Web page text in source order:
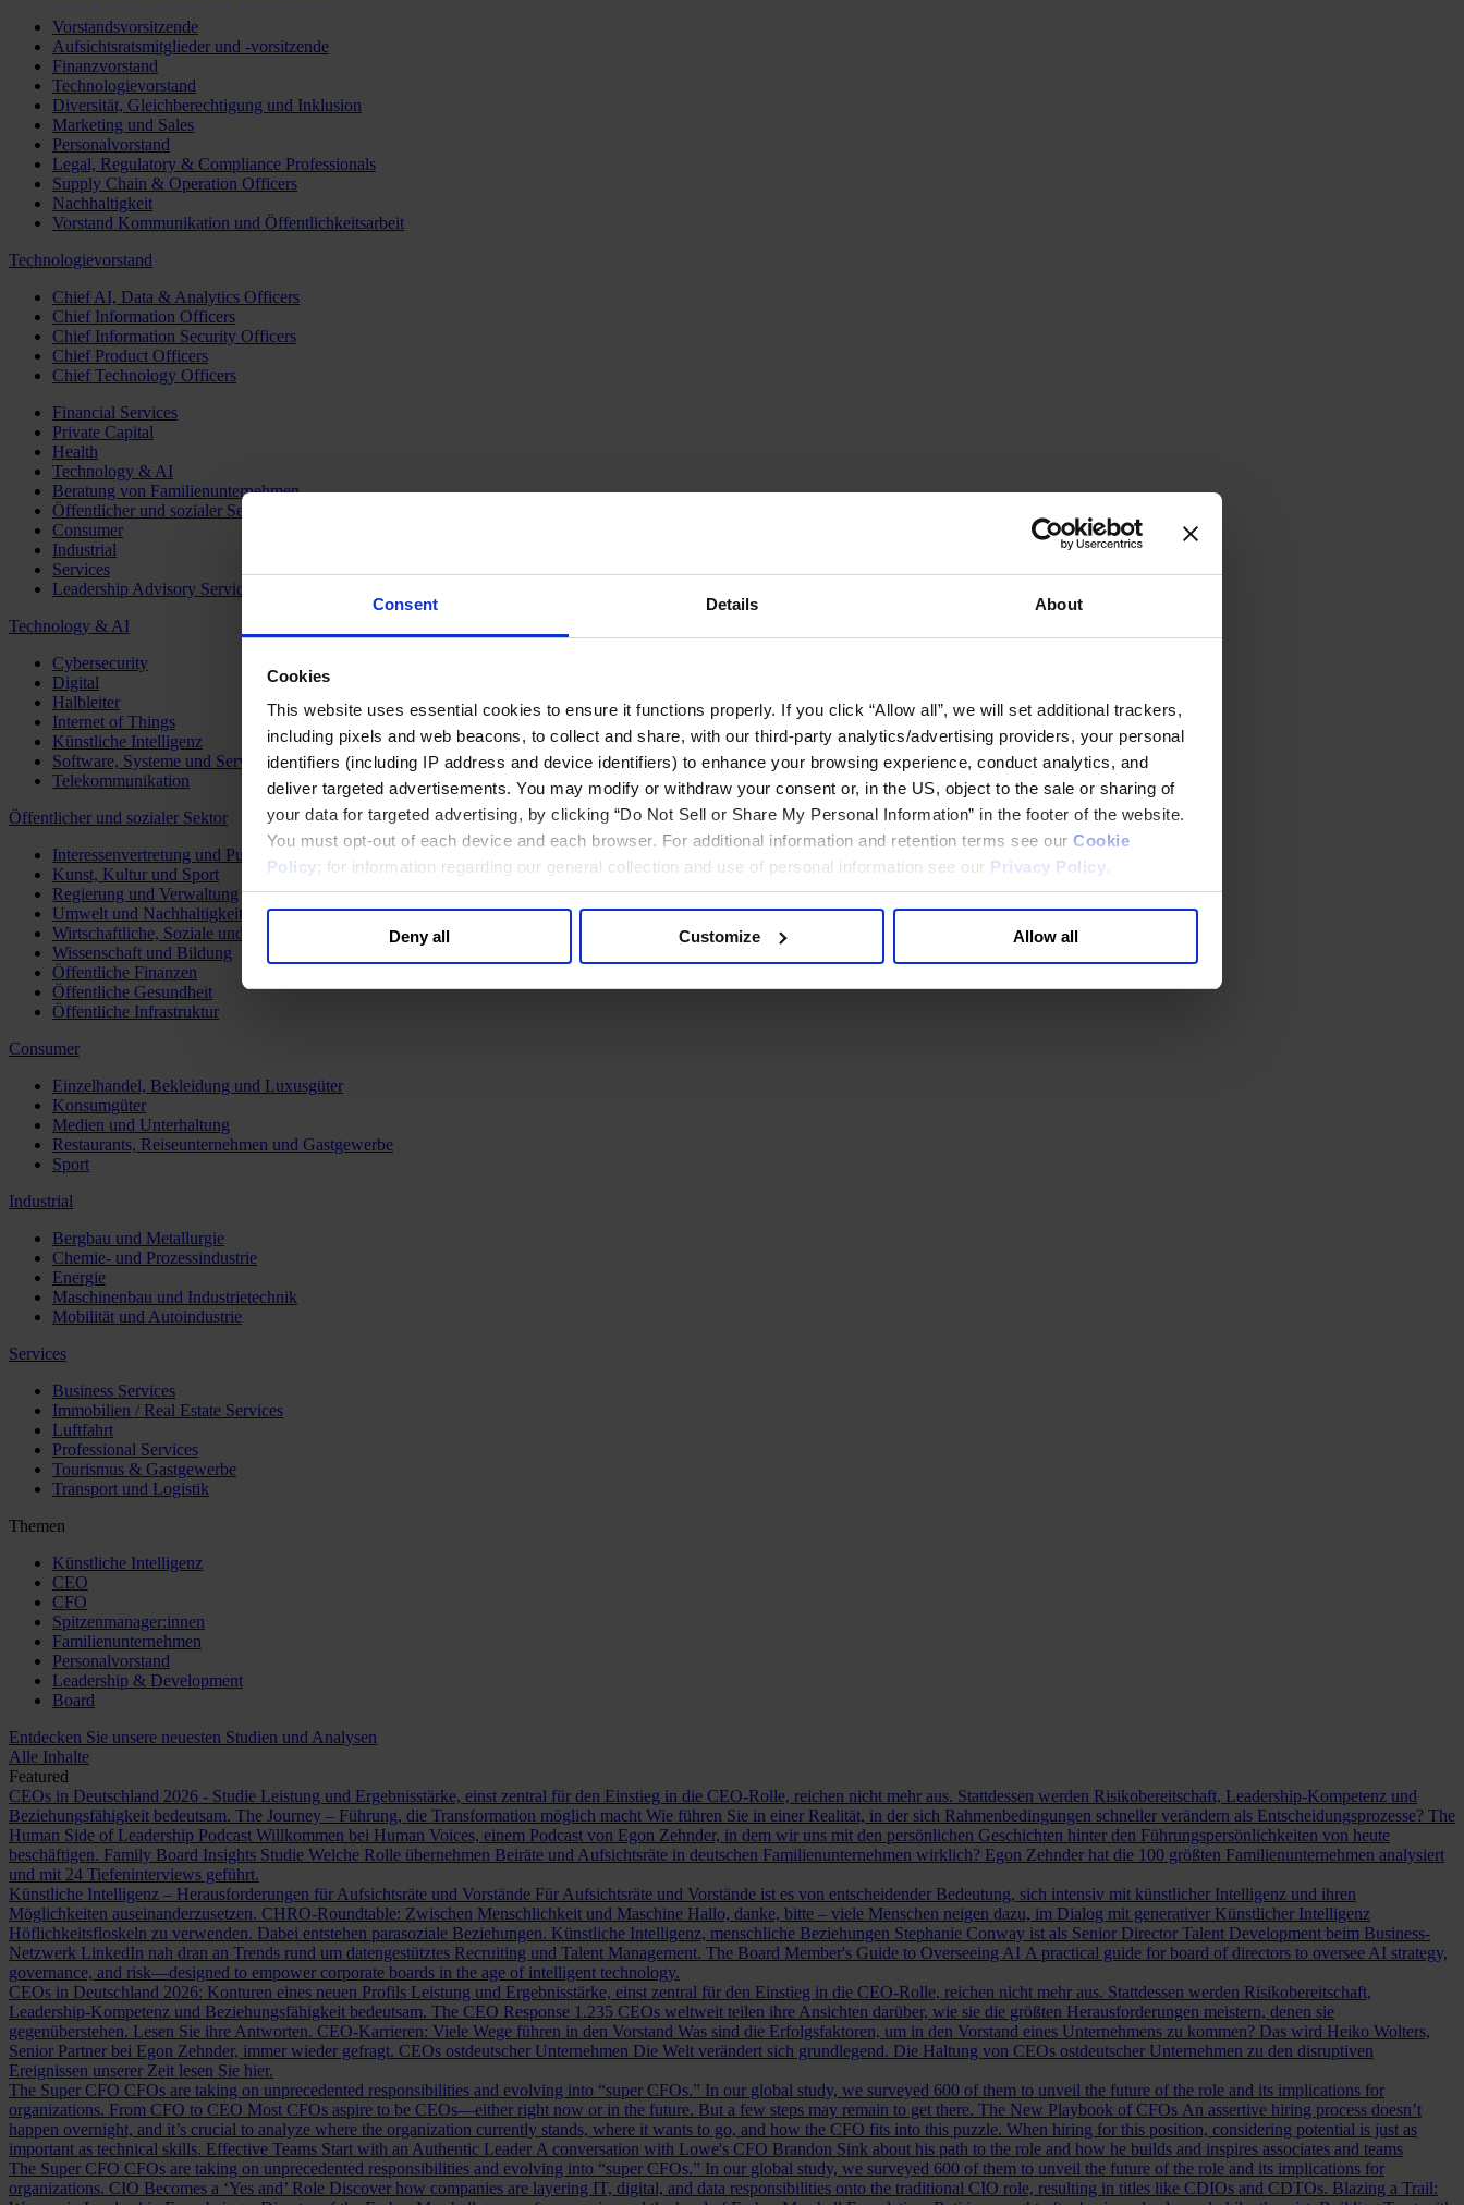
Consent Details About
Cookies
This website uses essential cookies to ensure it functions properly. If you click “Allow all”, we will set additional trackers,
including pixels and web beacons, to collect and share, with our third-party analytics/advertising providers, your personal
identifiers (including IP address and device identifiers) to enhance your browsing experience, conduct analytics, and
deliver targeted advertisements. You may modify or withdraw your consent or, in the US, object to the sale or sharing of
your data for targeted advertising, by clicking “Do Not Sell or Share My Personal Information” in the footer of the website.
You must opt-out of each device and each browser. For additional information and retention terms see our Cookie
Policy; for information regarding our general collection and use of personal information see our Privacy Policy
Deny all Customize Allow all
Vorstandsvorsitzende
Aufsichtsratsmitglieder und -vorsitzende
Finanzvorstand
Technologievorstand
Diversität, Gleichberechtigung und Inklusion
Marketing und Sales
Personalvorstand
Legal, Regulatory & Compliance Professionals
Supply Chain & Operation Officers
Nachhaltigkeit
Vorstand Kommunikation und Öffentlichkeitsarbeit
Technologievorstand
Chief AI, Data & Analytics Officers
Chief Information Officers
Chief Information Security Officers
Chief Product Officers
Chief Technology Officers
Financial Services
Private Capital
Health
Technology & AI
Beratung von Familienunternehmen
Öffentlicher und sozialer Sektor
Consumer
Industrial
Services
Leadership Advisory Services
Technology & AI
Cybersecurity
Digital
Halbleiter
Internet of Things
Künstliche Intelligenz
Software, Systeme und Services
Telekommunikation
Öffentlicher und sozialer Sektor
Interessenvertretung und Public Affairs
Kunst, Kultur und Sport
Regierung und Verwaltung
Umwelt und Nachhaltigkeit
Wirtschaftliche, Soziale und Humanitäre Entwicklung
Wissenschaft und Bildung
Öffentliche Finanzen
Öffentliche Gesundheit
Öffentliche Infrastruktur
Consumer
Einzelhandel, Bekleidung und Luxusgüter
Konsumgüter
Medien und Unterhaltung
Restaurants, Reiseunternehmen und Gastgewerbe
Sport
Industrial
Bergbau und Metallurgie
Chemie- und Prozessindustrie
Energie
Maschinenbau und Industrietechnik
Mobilität und Autoindustrie
Services
Business Services
Immobilien / Real Estate Services
Luftfahrt
Professional Services
Tourismus & Gastgewerbe
Transport und Logistik
Themen
Künstliche Intelligenz
CEO
CFO
Spitzenmanager:innen
Familienunternehmen
Personalvorstand
Leadership & Development
Board
Entdecken Sie unsere neuesten Studien und Analysen
Alle Inhalte
Featured
CEOs in Deutschland 2026 - Studie Leistung und Ergebnisstärke, einst zentral für den Einstieg in die CEO-Rolle, reichen nicht mehr aus. Stattdessen werden Risikobereitschaft, Leadership-Kompetenz und
Beziehungsfähigkeit bedeutsam. The Journey – Führung, die Transformation möglich macht Wie führen Sie in einer Realität, in der sich Rahmenbedingungen schneller verändern als Entscheidungsprozesse? The
Human Side of Leadership Podcast Willkommen bei Human Voices, einem Podcast von Egon Zehnder, in dem wir uns mit den persönlichen Geschichten hinter den Führungspersönlichkeiten von heute
beschäftigen. Family Board Insights Studie Welche Rolle übernehmen Beiräte und Aufsichtsräte in deutschen Familienunternehmen wirklich? Egon Zehnder hat die 100 größten Familienunternehmen analysiert
und mit 24 Tiefeninterviews geführt.
Künstliche Intelligenz – Herausforderungen für Aufsichtsräte und Vorstände Für Aufsichtsräte und Vorstände ist es von entscheidender Bedeutung, sich intensiv mit künstlicher Intelligenz und ihren
Möglichkeiten auseinanderzusetzen. CHRO-Roundtable: Zwischen Menschlichkeit und Maschine Hallo, danke, bitte – viele Menschen neigen dazu, im Dialog mit generativer Künstlicher Intelligenz
Höflichkeitsfloskeln zu verwenden. Dabei entstehen parasoziale Beziehungen. Künstliche Intelligenz, menschliche Beziehungen Stephanie Conway ist als Senior Director Talent Development beim Business-
Netzwerk LinkedIn nah dran an Trends rund um datengestütztes Recruiting und Talent Management. The Board Member's Guide to Overseeing AI A practical guide for board of directors to oversee AI strategy,
governance, and risk—designed to empower corporate boards in the age of intelligent technology.
CEOs in Deutschland 2026: Konturen eines neuen Profils Leistung und Ergebnisstärke, einst zentral für den Einstieg in die CEO-Rolle, reichen nicht mehr aus. Stattdessen werden Risikobereitschaft,
Leadership-Kompetenz und Beziehungsfähigkeit bedeutsam. The CEO Response 1.235 CEOs weltweit teilen ihre Ansichten darüber, wie sie die größten Herausforderungen meistern, denen sie
gegenüberstehen. Lesen Sie ihre Antworten. CEO-Karrieren: Viele Wege führen in den Vorstand Was sind die Erfolgsfaktoren, um in den Vorstand eines Unternehmens zu kommen? Das wird Heiko Wolters,
Senior Partner bei Egon Zehnder, immer wieder gefragt. CEOs ostdeutscher Unternehmen Die Welt verändert sich grundlegend. Die Haltung von CEOs ostdeutscher Unternehmen zu den disruptiven
Ereignissen unserer Zeit lesen Sie hier.
The Super CFO CFOs are taking on unprecedented responsibilities and evolving into “super CFOs.” In our global study, we surveyed 600 of them to unveil the future of the role and its implications for
organizations. From CFO to CEO Most CFOs aspire to be CEOs—either right now or in the future. But a few steps may remain to get there. The New Playbook of CFOs An assertive hiring process doesn’t
happen overnight, and it’s crucial to analyze where the organization currently stands, where it wants to go, and how the CFO fits into this puzzle. When hiring for this position, considering potential is just as
important as technical skills. Effective Teams Start with an Authentic Leader A conversation with Lowe's CFO Brandon Sink about his path to the role and how he builds and inspires associates and teams
The Super CFO CFOs are taking on unprecedented responsibilities and evolving into “super CFOs.” In our global study, we surveyed 600 of them to unveil the future of the role and its implications for
organizations. CIO Becomes a ‘Yes and’ Role Discover how companies are layering IT, digital, and data responsibilities onto the traditional CIO role, resulting in titles like CDIOs and CDTOs. Blazing a Trail: